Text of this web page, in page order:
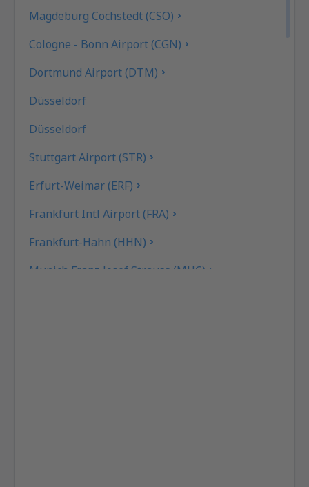
Magdeburg Cochstedt (CSO)
Cologne - Bonn Airport (CGN)
Dortmund Airport (DTM)
Düsseldorf
Düsseldorf
Stuttgart Airport (STR)
Erfurt-Weimar (ERF)
Frankfurt Intl Airport (FRA)
Frankfurt-Hahn (HHN)
Munich Franz Josef Strauss (MUC)